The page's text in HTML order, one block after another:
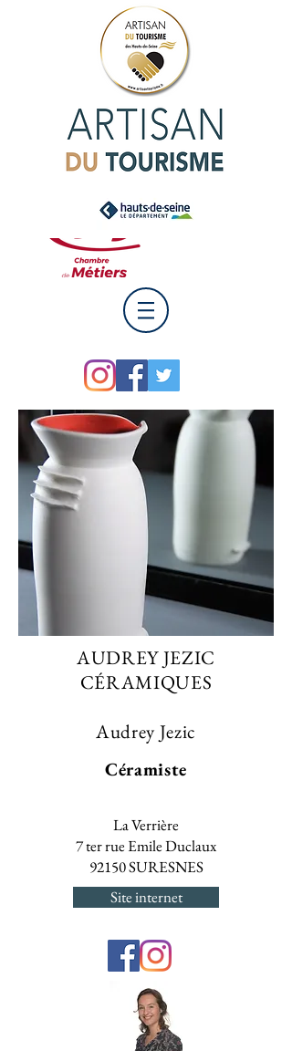
AUDREY JEZIC
CÉRAMIQUES
Audrey Jezic
Céramiste
La Verrière
7 ter rue Emile Duclaux
92150 SURESNES
Site internet